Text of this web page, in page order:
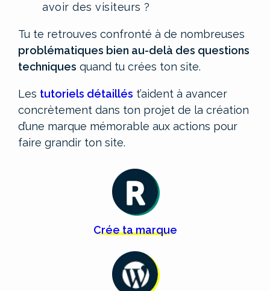
avoir des visiteurs ?
Tu te retrouves confronté à de nombreuses
problématiques bien au-delà des questions
techniques quand tu crées ton site.
Les tutoriels détaillés t’aident à avancer
concrètement dans ton projet de la création
d’une marque mémorable aux actions pour
faire grandir ton site.
Créetamarque